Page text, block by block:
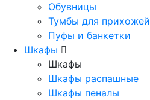
Обувницы
Тумбы для прихожей
Пуфы и банкетки
Шкафы
Шкафы
Шкафы распашные
Шкафы пеналы